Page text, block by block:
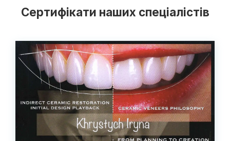
Сертифікати наших спеціалістів